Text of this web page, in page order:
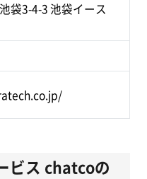
袋3-4-3 池袋イース
ビス chatcoの